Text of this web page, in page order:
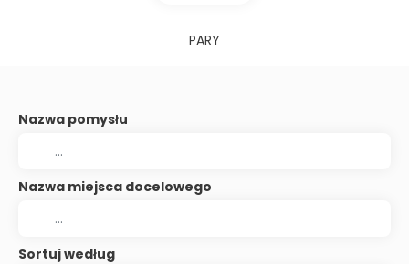
PARY
Nazwa pomysłu
Nazwa miejsca docelowego
Sortuj według